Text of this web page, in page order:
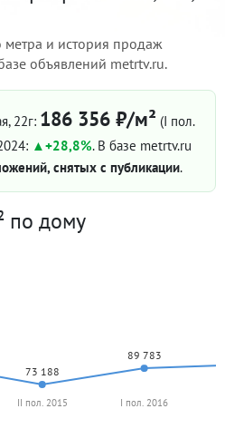
метра и история продаж
объявлений metrtv.ru.
22г: 186 356 ₽/м² (I пол.
+28,8%. В базе metrtv.ru
снятых с публикации.
по дому
73 188
89 783
II пол. 2015 I пол. 2016